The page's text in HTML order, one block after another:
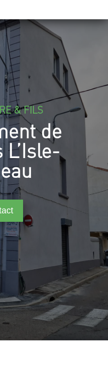
& FILS
de